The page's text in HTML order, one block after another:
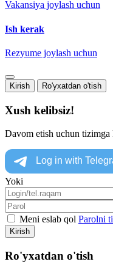
Vakansiya joylash uchun
Ish kerak
Rezyume joylash uchun
Kirish Ro'yxatdan o'tish
Xush kelibsiz!
Davom etish uchun
Yoki
Meni eslab qol Parolni
Kirish
Ro'yxatdan o'tish